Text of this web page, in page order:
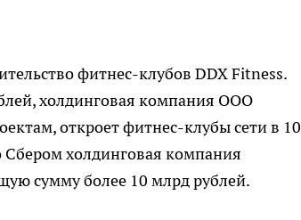
фитнес-клубов DDX Fitness.
холдинговая компания ООО
откроет фитнес-клубы сети в 10
холдинговая компания
сумму более 10 млрд рублей.